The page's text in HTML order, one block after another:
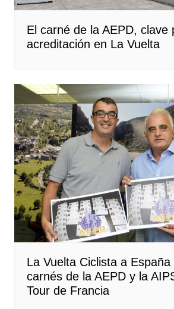
El carné de la AEPD, clave
acreditación en La Vuelta
La Vuelta Ciclista a
carnés de la AEPD y la
Tour de Francia